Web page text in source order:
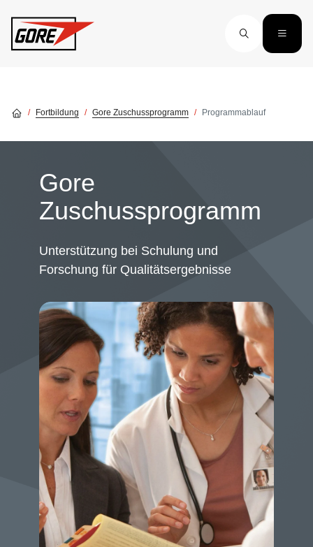
Fortbildung Gore Zuschussprogramm Programmablauf
Gore
Zuschussprogramm
Unterstützung bei Schulung und
Forschung für Qualitätsergebnisse
Image